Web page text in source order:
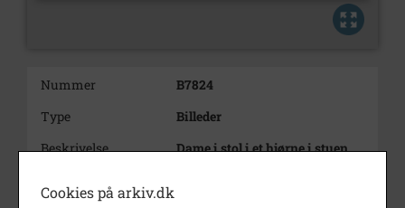
Nummer
B7824
Type
Billeder
Beskrivelse
Dame i stol i et hjørne i stuen.
Cookies på arkiv.dk